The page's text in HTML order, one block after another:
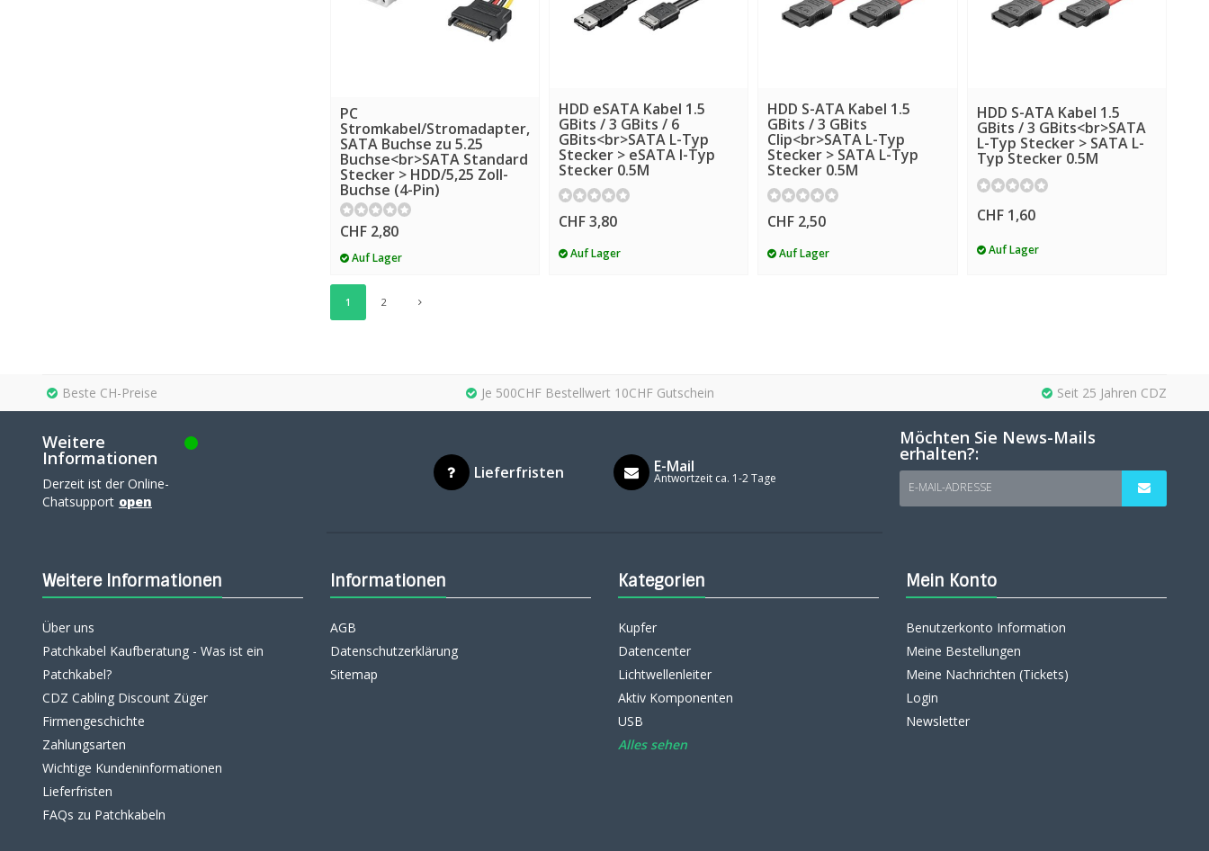
PC
Stromkabel/Stromadapter,
SATA Buchse zu 5.25
Buchse<br>SATA Standard
Stecker > HDD/5,25 Zoll-
Buchse (4-Pin)
CHF 2,80
Auf Lager
HDD eSATA Kabel 1.5
GBits / 3 GBits / 6
GBits<br>SATA L-Typ
Stecker > eSATA I-Typ
Stecker 0.5M
CHF 3,80
Auf Lager
HDD S-ATA Kabel 1.5
GBits / 3 GBits
Clip<br>SATA L-Typ
Stecker > SATA L-Typ
Stecker 0.5M
CHF 2,50
Auf Lager
HDD S-ATA Kabel 1.5
GBits / 3 GBits<br>SATA
L-Typ Stecker > SATA L-
Typ Stecker 0.5M
CHF 1,60
Auf Lager
1 2
Beste CH-Preise Je 500CHF Bestellwert 10CHF Gutschein Seit 25 Jahren CDZ
Weitere
Informationen
Derzeit ist der Online-
Chatsupport open
Lieferfristen E-Mail
Antwortzeit ca. 1-2 Tage
Möchten Sie News-Mails
erhalten?:
E-MAIL-ADRESSE
Weitere Informationen
Über uns
Patchkabel Kaufberatung - Was ist ein
Patchkabel?
CDZ Cabling Discount Züger
Firmengeschichte
Zahlungsarten
Wichtige Kundeninformationen
Lieferfristen
FAQs zu Patchkabeln
Informationen
AGB
Datenschutzerklärung
Sitemap
Kategorien
Kupfer
Datencenter
Lichtwellenleiter
Aktiv Komponenten
USB
Alles sehen
Mein Konto
Benutzerkonto Information
Meine Bestellungen
Meine Nachrichten (Tickets)
Login
Newsletter